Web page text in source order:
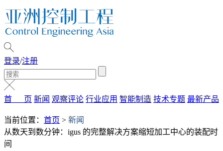
登录/注册
首 页 新闻 观察评论 行业应用 智能制造 技术专题 最新产品
当前位置： 首页 > 新闻
从数天到数分钟：igus 的完整解决方案缩短加工中心的装配时
间